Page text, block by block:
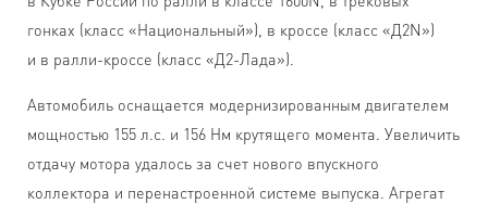
гонках (класс «Национальный»), в кроссе (класс «Д2N»)
и в ралли-кроссе (класс «Д2-Лада»).
Автомобиль оснащается модернизированным двигателем
мощностью 155 л.с. и 156 Нм крутящего момента. Увеличить
отдачу мотора удалось за счет нового впускного
коллектора и перенастроенной системе выпуска. Агрегат